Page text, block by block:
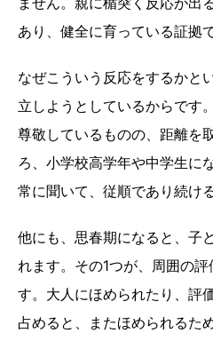
あり、健全に育っている証拠で
なぜこういう反応をするかと
立しようとしているからです
尊敬しているものの、距離を
ろ、小学校高学年や中学生に
常に聞いて、従順であり続け
他にも、思春期になると、子
れます。その1つが、周囲の
す。大人にほめられたり、評
占めると、またほめられるた